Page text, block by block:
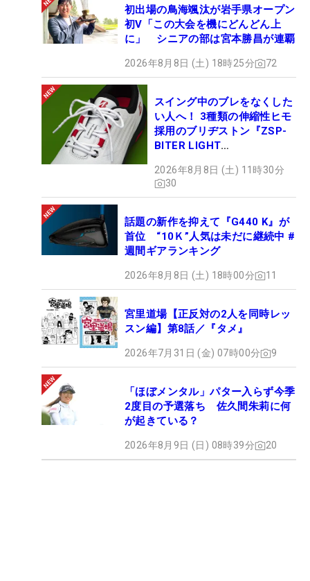
初出場の鳥海颯汰が岩手県オープン
初V「この大会を機にどんどん上
に」 シニアの部は宮本勝昌が連覇
2026年8月8日 (土) 18時25分 72
スイング中のブレをなくした
い人へ！ 3種類の伸縮性ヒモ
採用のブリヂストン『ZSP-
BITER LIGHT
ュー
2026年8月8日 (土) 11時30分
30
話題の新作を抑えて『G440 K』が
首位 “10Ｋ”人気は未だに継続中 #
週間ギアランキング
2026年8月8日 (土) 18時00分 11
宮里道場【正反対の2人を同時レッ
スン編】第8話／『タメ』
2026年7月31日 (金) 07時00分 9
「ほぼメンタル」パター入らず今季
2度目の予選落ち 佐久間朱莉に何
が起きている？
2026年8月9日 (日) 08時39分 20